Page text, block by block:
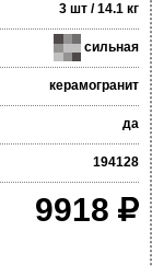
3 шт / 14.1 кг
сильная
керамогранит
да
194128
9918